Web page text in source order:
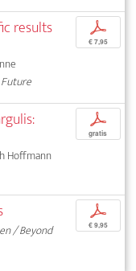
results p
€ 7,95
Hoffmann
p
gratis
/ Beyond
p
€ 9,95